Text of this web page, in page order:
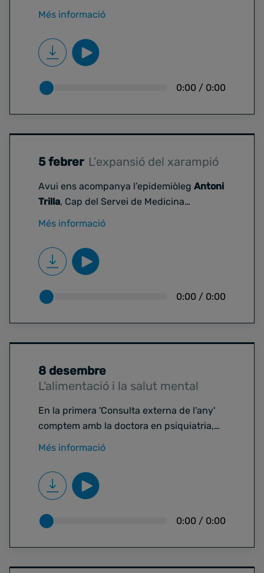
hospitals. L'Hospital de Mollet ha
aconseguit reduir un 71% les emissions de
diòxid de carboni en 10 anys.
Més informació
0:00 / 0:00
5 febrer L’expansió del xarampió
Avui ens acompanya l’epidemiòleg Antoni
Trilla, Cap del Servei de Medicina
seva expertesa per preguntar-nos
està passant amb l’expansió del
xarampió a Espanya
teníem l’estatus de país lliure d’aquesta
aquesta condició.
Més informació
0:00 / 0:00
8 desembre
L'alimentació i la salut mental
En la primera 'Consulta externa de l'any'
comptem amb la doctora en psiquiatria,
Rodríguez-Urrutia
estudis que vinculen els aliments
ultraprocessats amb episodis de
depressió, ansietat, problemes d’atenció,
Més informació
0:00 / 0:00